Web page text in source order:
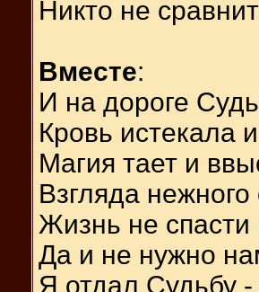
Никто не
Вместе:
И на дороге
Кровь истекала
Магия тает и
Взгляда
Жизнь не
Да и не нужно
Я отдал Судьбу